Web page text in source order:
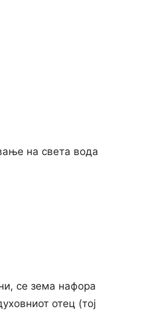
на света вода
се зема нафора
отец (тој